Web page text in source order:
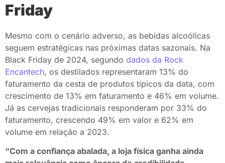
Friday
Mesmo com o cenário adverso, as bebidas alcoólicas
seguem estratégicas nas próximas datas sazonais. Na
Black Friday de 2024, segundo dados da Rock
Encantech, os destilados representaram 13% do
faturamento da cesta de produtos típicos da data, com
crescimento de 13% em faturamento e 46% em volume.
Já as cervejas tradicionais responderam por 33% do
faturamento, crescendo 49% em valor e 62% em
volume em relação a 2023.
“Com a confiança abalada, a loja física ganha ainda